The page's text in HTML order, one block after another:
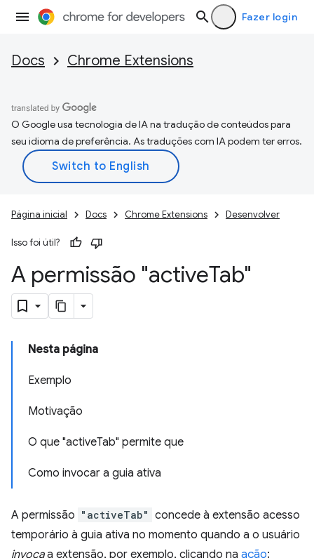
Fazer login
Docs Chrome Extensions
O Google usa tecnologia de IA na tradução de conteúdos para
seu idioma de preferência. As traduções com IA podem ter erros.
Página inicial Docs Chrome Extensions Desenvolver
Isso foi útil?
A permissão "activeTab"
Nesta página
Exemplo
Motivação
O que "activeTab" permite que
Como invocar a guia ativa
A permissão "activeTab" concede à extensão acesso
temporário à guia ativa no momento quando a o usuário
invocaa extensão, por exemplo, clicando na ação;